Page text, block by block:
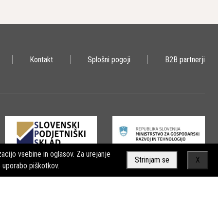
Najpogosteje imajo jekleno ohišje ali pa so izdelana iz
rezanju se mesto reza obilno navlaži, kar povečuje
ne pride v stik z vodo. Pri izbiri tehnike je ključno
vsebine in oglasov. Za urejanje
piškotkov.
Strinjam se X
Kontakt Splošni pogoji B2B partnerji